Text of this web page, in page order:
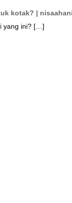
kotak? |
yang ini? […]